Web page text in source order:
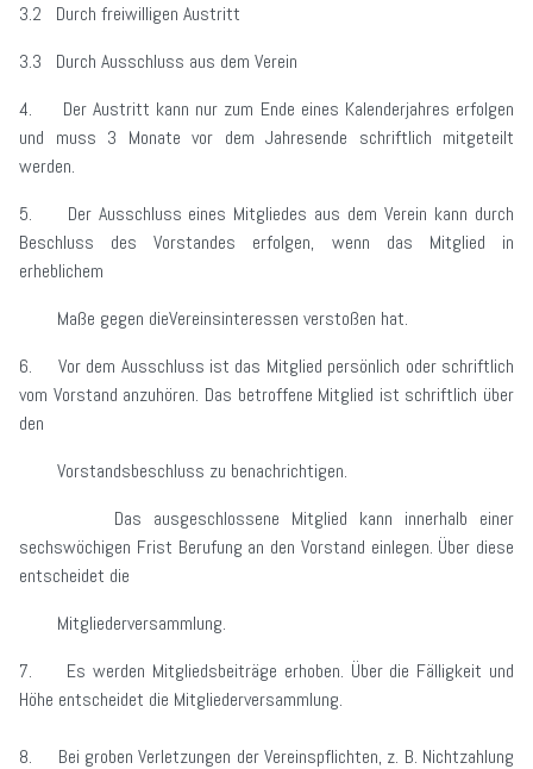
3.2 Durch freiwilligen Austritt
3.3 Durch Ausschluss aus dem Verein
4. Der Austritt kann nur zum Ende eines Kalenderjahres erfolgen
und muss 3 Monate vor dem Jahresende schriftlich mitgeteilt
werden.
5. Der Ausschluss eines Mitgliedes aus dem Verein kann durch
Beschluss des Vorstandes erfolgen, wenn das Mitglied in
erheblichem
Maße gegen dieVereinsinteressen verstoßen hat.
6. Vor dem Ausschluss ist das Mitglied persönlich oder schriftlich
vom Vorstand anzuhören. Das betroffene Mitglied ist schriftlich über
den
Vorstandsbeschluss zu benachrichtigen.
Das ausgeschlossene Mitglied kann innerhalb einer
sechswöchigen Frist Berufung an den Vorstand einlegen. Über diese
entscheidet die
Mitgliederversammlung.
7. Es werden Mitgliedsbeiträge erhoben. Über die Fälligkeit und
Höhe entscheidet die Mitgliederversammlung.
8. Bei groben Verletzungen der Vereinspflichten, z. B. Nichtzahlung